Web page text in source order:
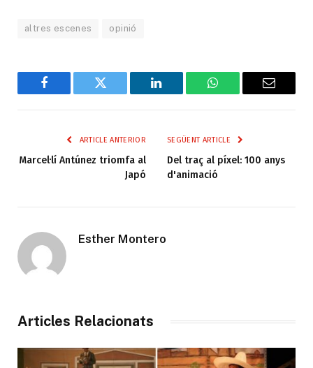
altres escenes opinió
Facebook Twitter LinkedIn WhatsAppEmail
ARTICLE ANTERIOR
Marcel·lí Antúnez triomfa al
Japó
SEGÜENT ARTICLE
Del traç al píxel: 100 anys
d'animació
Esther Montero
Articles Relacionats